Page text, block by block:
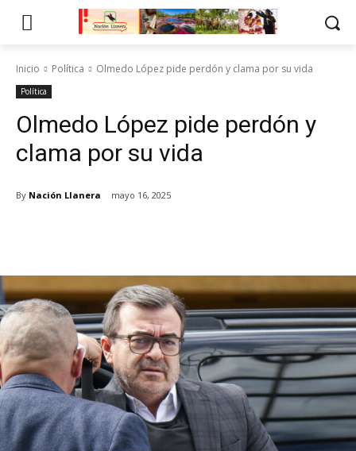
Inicio Política Olmedo López pide perdón y clama por su vida
Política
Olmedo López pide perdón y
clama por su vida
By Nación Llanera mayo 16, 2025